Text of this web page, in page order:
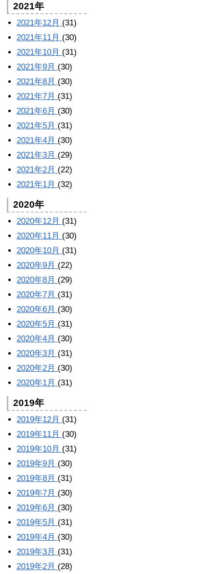
2021年
2021年12月 (31)
2021年11月 (30)
2021年10月 (31)
2021年9月 (30)
2021年8月 (30)
2021年7月 (31)
2021年6月 (30)
2021年5月 (31)
2021年4月 (30)
2021年3月 (29)
2021年2月 (22)
2021年1月 (32)
2020年
2020年12月 (31)
2020年11月 (30)
2020年10月 (31)
2020年9月 (22)
2020年8月 (29)
2020年7月 (31)
2020年6月 (30)
2020年5月 (31)
2020年4月 (30)
2020年3月 (31)
2020年2月 (30)
2020年1月 (31)
2019年
2019年12月 (31)
2019年11月 (30)
2019年10月 (31)
2019年9月 (30)
2019年8月 (31)
2019年7月 (30)
2019年6月 (30)
2019年5月 (31)
2019年4月 (30)
2019年3月 (31)
2019年2月 (28)